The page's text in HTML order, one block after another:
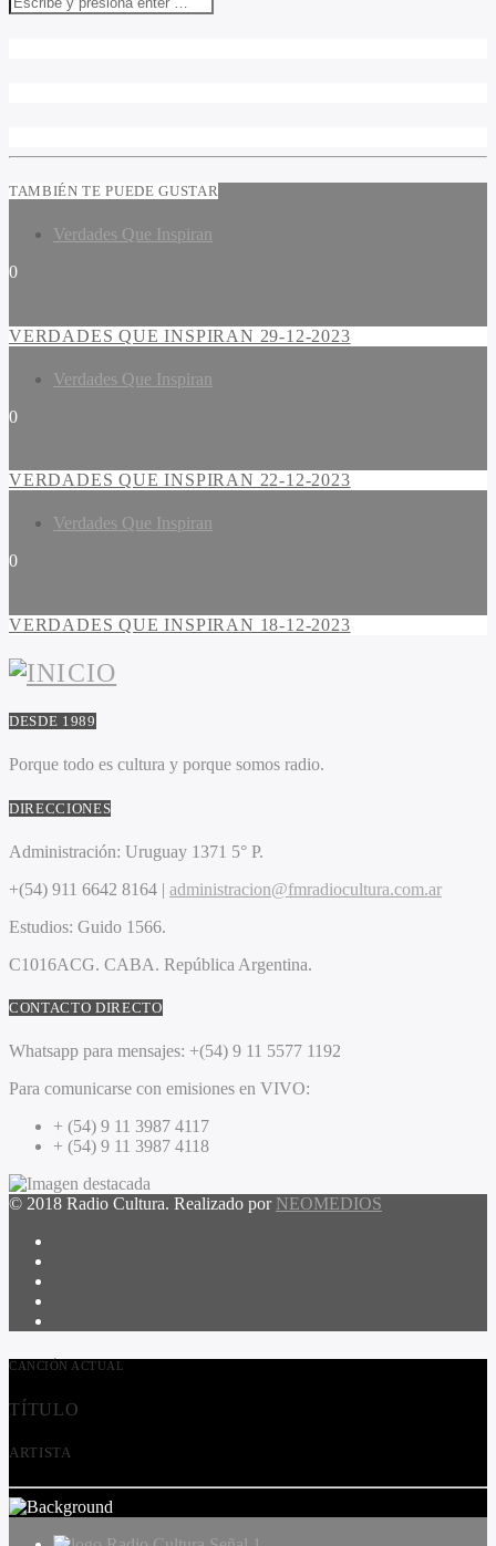
TAMBIÉN TE PUEDE GUSTAR
Verdades Que Inspiran
0
VERDADES QUE INSPIRAN 29-12-2023
Verdades Que Inspiran
0
VERDADES QUE INSPIRAN 22-12-2023
Verdades Que Inspiran
0
VERDADES QUE INSPIRAN 18-12-2023
DESDE 1989
Porque todo es cultura y porque somos radio.
DIRECCIONES
Administración: Uruguay 1371 5° P.
+(54) 911 6642 8164 | administracion@fmradiocultura.com.ar
Estudios: Guido 1566.
C1016ACG. CABA. República Argentina.
CONTACTO DIRECTO
Whatsapp para mensajes: +(54) 9 11 5577 1192
Para comunicarse con emisiones en VIVO:
+ (54) 9 11 3987 4117
+ (54) 9 11 3987 4118
© 2018 Radio Cultura. Realizado por NEOMEDIOS
CANCIÓN ACTUAL
TÍTULO
ARTISTA